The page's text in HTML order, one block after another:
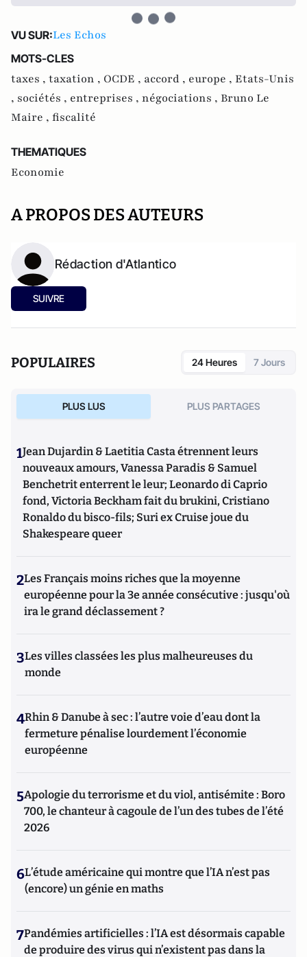
VU SUR:Les Echos
MOTS-CLES
taxes , taxation , OCDE , accord , europe , Etats-Unis
, sociétés , entreprises , négociations , Bruno Le
Maire , fiscalité
THEMATIQUES
Economie
A PROPOS DES AUTEURS
Rédaction d'Atlantico
SUIVRE
POPULAIRES 24 Heures 7 Jours
PLUS LUS PLUS PARTAGES
1Jean Dujardin & Laetitia Casta étrennent leurs
nouveaux amours, Vanessa Paradis & Samuel
Benchetrit enterrent le leur; Leonardo di Caprio
fond, Victoria Beckham fait du brukini, Cristiano
Ronaldo du bisco-fils; Suri ex Cruise joue du
Shakespeare queer
2Les Français moins riches que la moyenne
européenne pour la 3e année consécutive : jusqu'où
ira le grand déclassement ?
3Les villes classées les plus malheureuses du
monde
4Rhin & Danube à sec : l’autre voie d’eau dont la
fermeture pénalise lourdement l’économie
européenne
5Apologie du terrorisme et du viol, antisémite : Boro
700, le chanteur à cagoule de l’un des tubes de l’été
2026
6L’étude américaine qui montre que l’IA n’est pas
(encore) un génie en maths
7Pandémies artificielles : l’IA est désormais capable
de produire des virus qui n’existent pas dans la